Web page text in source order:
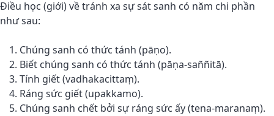
Điều học (giới) về tránh xa sự sát sanh có năm chi phần
như sau:
Chúng sanh có thức tánh (pāṇo).
Biết chúng sanh có thức tánh (pāṇa-saññitā).
Tính giết (vadhakacittaṃ).
Ráng sức giết (upakkamo).
Chúng sanh chết bởi sự ráng sức ấy (tena-maranaṃ).